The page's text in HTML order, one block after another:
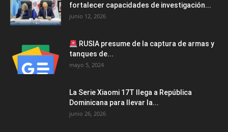
fortalecer capacidades de investigación...
junio 12, 2026
RUSIA presume de la captura de armas y
tanques de...
mayo 5, 2024
La Serie Xiaomi 17T llega a República
Dominicana para llevar la...
junio 26, 2026